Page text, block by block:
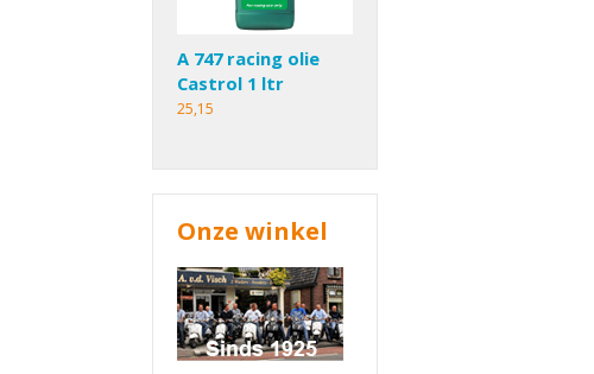
A 747 racing olie
Castrol 1 ltr
25,15
Onze winkel